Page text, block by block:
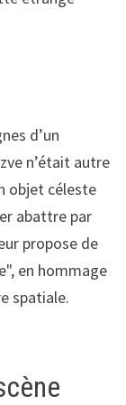
d’un
n’était autre
objet céleste
abattre par
propose de
en hommage
spatiale.